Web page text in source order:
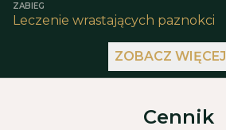
ZABIEG
Leczenie wrastających paznokci
ZOBACZ WIĘCEJ
Cennik